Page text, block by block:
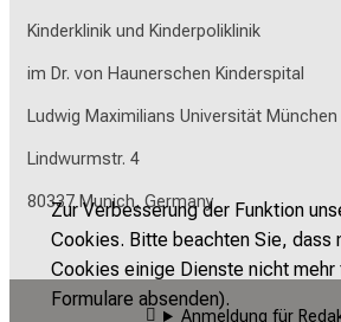
Zur Verbesserung der Funktion
Cookies. Bitte beachten Sie, dass
Cookies einige Dienste nicht mehr
Formulare absenden).
Kinderklinik und Kinderpoliklinik
im Dr. von Haunerschen Kinderspital
Ludwig Maximilians Universität München
Lindwurmstr. 4
80337 Munich, Germany
Anmeldung für